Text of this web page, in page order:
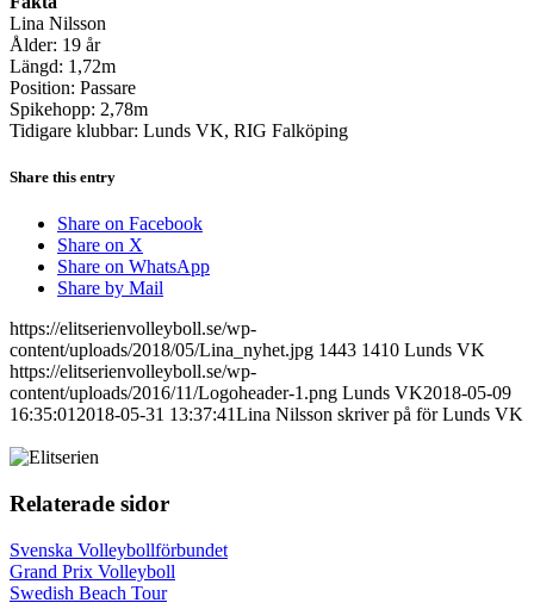
Lina Nilsson
Ålder: 19 år
Längd: 1,72m
Position: Passare
Spikehopp: 2,78m
Tidigare klubbar: Lunds VK, RIG Falköping
Share this entry
Share on Facebook
Share on X
Share on WhatsApp
Share by Mail
https://elitserienvolleyboll.se/wp-
content/uploads/2018/05/Lina_nyhet.jpg 1443 1410 Lunds VK
https://elitserienvolleyboll.se/wp-
content/uploads/2016/11/Logoheader-1.png Lunds VK2018-05-09
16:35:01 2018-05-31 13:37:41Lina Nilsson skriver på för Lunds VK
Relaterade sidor
Svenska Volleybollförbundet
Grand Prix Volleyboll
Swedish Beach Tour